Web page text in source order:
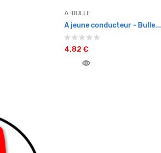
A-BULLE
A jeune conducteur - Bulle...
4,82 €
visibility